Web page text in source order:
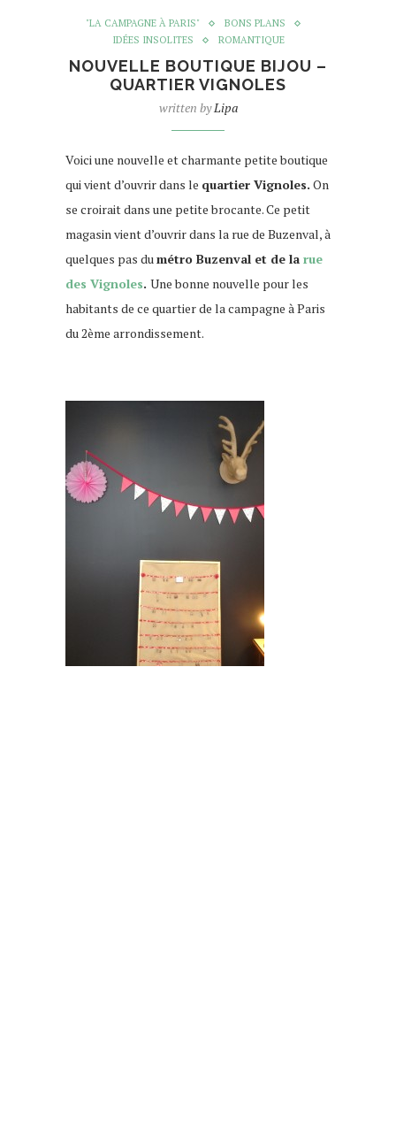
"LA CAMPAGNE À PARIS"
BONS PLANS
IDÉES INSOLITES
ROMANTIQUE
NOUVELLE BOUTIQUE BIJOU –
QUARTIER VIGNOLES
written byLipa
Voici une nouvelle et charmante petite boutique
qui vient d’ouvrir dans le quartier Vignoles. On
se croirait dans une petite brocante. Ce petit
magasin vient d’ouvrir dans la rue de Buzenval, à
quelques pas dumétro Buzenval et de la rue
des Vignoles. Une bonne nouvelle pour les
habitants de ce quartier de la campagne à Paris
du 2ème arrondissement.